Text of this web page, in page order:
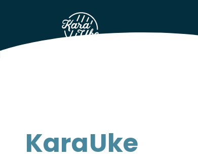
KaraUke